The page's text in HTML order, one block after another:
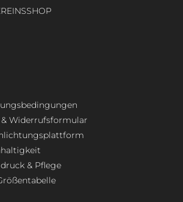
Widerrufsformular
& Pflege